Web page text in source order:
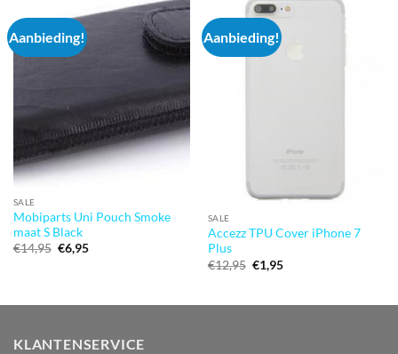
Aanbieding!
SALE
Mobiparts Uni Pouch Smoke
maat S Black
€14,95 Oorspronkelijke
prijs
€6,95Huidige
Aanbieding!
SALE
Accezz TPU Cover iPhone 7
Plus
€12,95 Oorspronkelijke
prijs
€1,95Huidige
KLANTENSERVICE